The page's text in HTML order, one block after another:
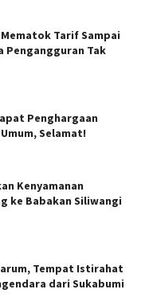
Tarif Sampai
Pengangguran Tak
Penghargaan
Selamat!
Kenyamanan
ke Babakan Siliwangi
Tempat Istirahat
dari Sukabumi